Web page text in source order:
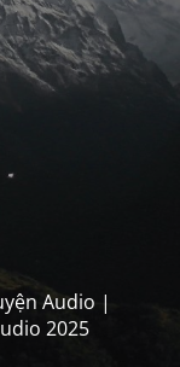
Audio |
2025